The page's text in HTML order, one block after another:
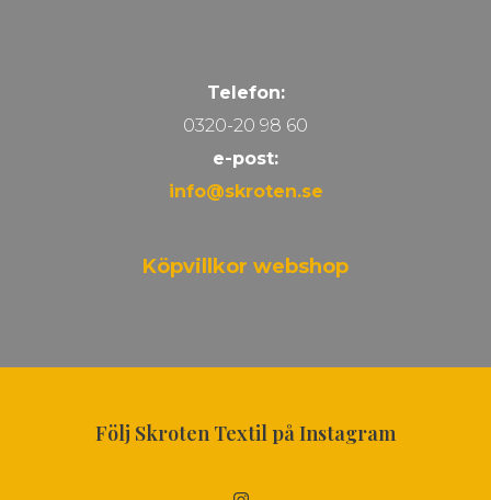
Telefon:
0320-20 98 60
e-post:
info@skroten.se
Köpvillkor webshop
Följ Skroten Textil på Instagram